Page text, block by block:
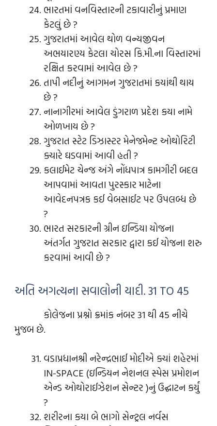
ભારતમાં વનવિસ્તારની ટકાવારીનું પ્રમાણ
કેટલું છે ?
ગુજરાતમાં આવેલ થોળ વન્યજીવન
અભયારણ્ય કેટલા ચોરસ કિ.મી.ના વિસ્તારમાં
રક્ષિત કરવામાં આવેલ છે ?
તાપી નદીનું આગમન ગુજરાતમાં કયાંથી થાય
છે ?
નાનાગીરમાં આવેલ ડુંગરાળ પ્રદેશ કયા નામે
ઓળખાય છે ?
ગુજરાત સ્ટેટ ડિઝાસ્ટર મેનેજમેન્ટ ઓથોરિટી
ક્યારે ઘડવામાં આવી હતી ?
કલાઈમેટ ચેન્જ અંગે નોંધપાત્ર કામગીરી બદલ
આપવામાં આવતા પુરસ્કાર માટેના
આવેદનપત્રક કઈ વેબસાઈટ પર ઉપલબ્ધ છે
?
ભારત સરકારની ગ્રીન ઇન્ડિયા યોજના
અંતર્ગત ગુજરાત સરકાર દ્વારા કઈ યોજના શરુ
કરવામાં આવી છે ?
અતિ અગત્યના સવાલોની યાદી. 31 TO 45
કોલેજના પ્રશ્નો ક્રમાંક નંબર 31 થી 45 નીચે
મુજબ છે.
વડાપ્રધાનશ્રી નરેન્દ્રભાઈ મોદીએ ક્યાં શહેરમાં
IN-SPACE (ઇન્ડિયન નેશનલ સ્પેસ પ્રમોશન
એન્ડ ઓથોરાઈઝેશન સેન્ટર )નું ઉદ્ઘાટન કર્યું
?
શરીરના કયા બે ભાગો સેન્ટ્રલ નર્વસ